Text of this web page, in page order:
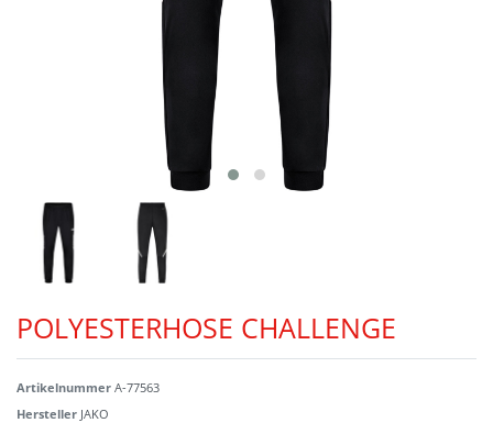
POLYESTERHOSE CHALLENGE
Artikelnummer A-77563
Hersteller JAKO